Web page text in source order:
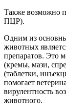
Также возможно
ПЦР).
Одним из
животных
препаратов. Это
(кремы, мази,
(таблетки,
помогает
вирулентность
животного.